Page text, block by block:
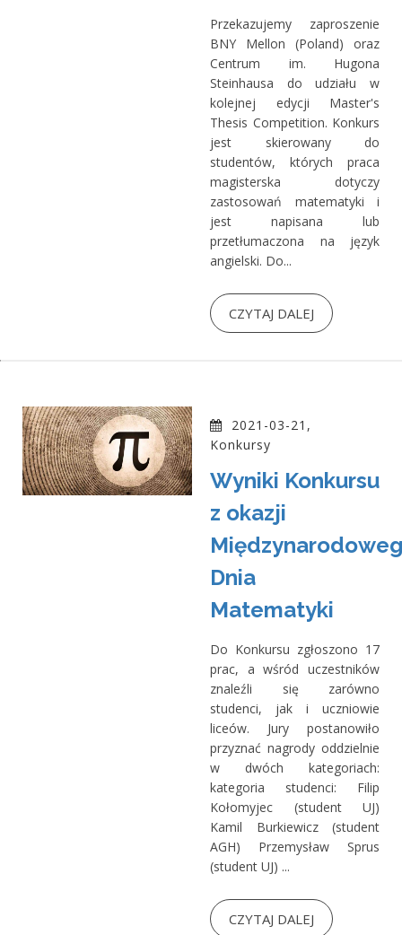
Przekazujemy zaproszenie
BNY Mellon (Poland) oraz
Centrum im. Hugona
Steinhausa do udziału w
kolejnej edycji Master's
Thesis Competition. Konkurs
jest skierowany do
studentów, których praca
magisterska dotyczy
zastosowań matematyki i
jest napisana lub
przetłumaczona na język
angielski. Do...
CZYTAJ DALEJ
2021-03-21,
Konkursy
Wyniki Konkursu
z okazji
Dnia
Matematyki
Do Konkursu zgłoszono 17
prac, a wśród uczestników
znaleźli się zarówno
studenci, jak i uczniowie
liceów. Jury postanowiło
przyznać nagrody oddzielnie
w dwóch kategoriach:
kategoria studenci: Filip
Kołomyjec (student UJ)
Kamil Burkiewicz (student
AGH) Przemysław Sprus
(student UJ) ...
CZYTAJ DALEJ